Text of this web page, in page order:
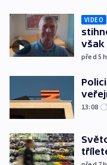
VIDEO
však
před 5h
13:08